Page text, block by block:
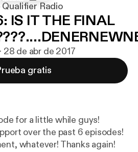
Qualifier Radio
IS IT THE FINAL
28 de abr de 2017
gratis
for a little while guys!
over the past 6 episodes!
whatever! Thanks again!